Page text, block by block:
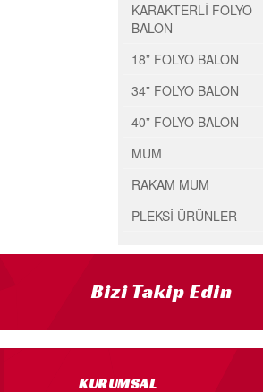
KARAKTERLİ FOLYO
BALON
18” FOLYO BALON
34” FOLYO BALON
40” FOLYO BALON
MUM
RAKAM MUM
PLEKSİ ÜRÜNLER
Bizi Takip Edin
KURUMSAL